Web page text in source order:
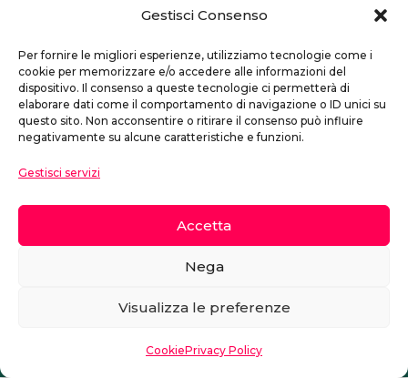
Gestisci Consenso
Per fornire le migliori esperienze, utilizziamo tecnologie come i
cookie per memorizzare e/o accedere alle informazioni del
dispositivo. Il consenso a queste tecnologie ci permetterà di
elaborare dati come il comportamento di navigazione o ID unici su
questo sito. Non acconsentire o ritirare il consenso può influire
negativamente su alcune caratteristiche e funzioni.
Gestisci servizi
Accetta
Nega
Visualizza le preferenze
CookiePrivacy Policy
Tel.: 02 7496017
Via Arcangelo Corelli 31
20134 Milano
© 2024 La Sidreria